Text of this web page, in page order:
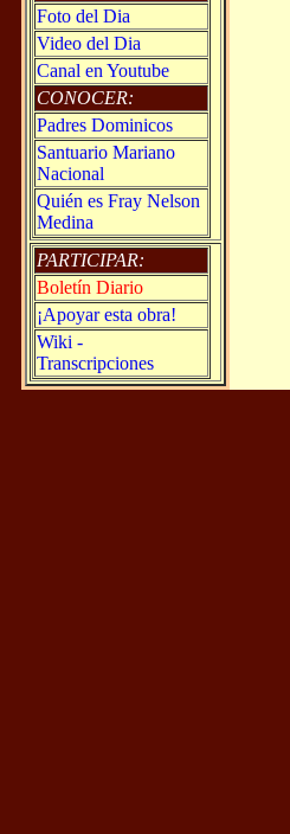
Foto del Dia
Video del Dia
Canal en Youtube
CONOCER:
Padres Dominicos
Santuario Mariano
Nacional
Quién es Fray Nelson
Medina
PARTICIPAR:
Boletín Diario
¡Apoyar esta obra!
Wiki -
Transcripciones